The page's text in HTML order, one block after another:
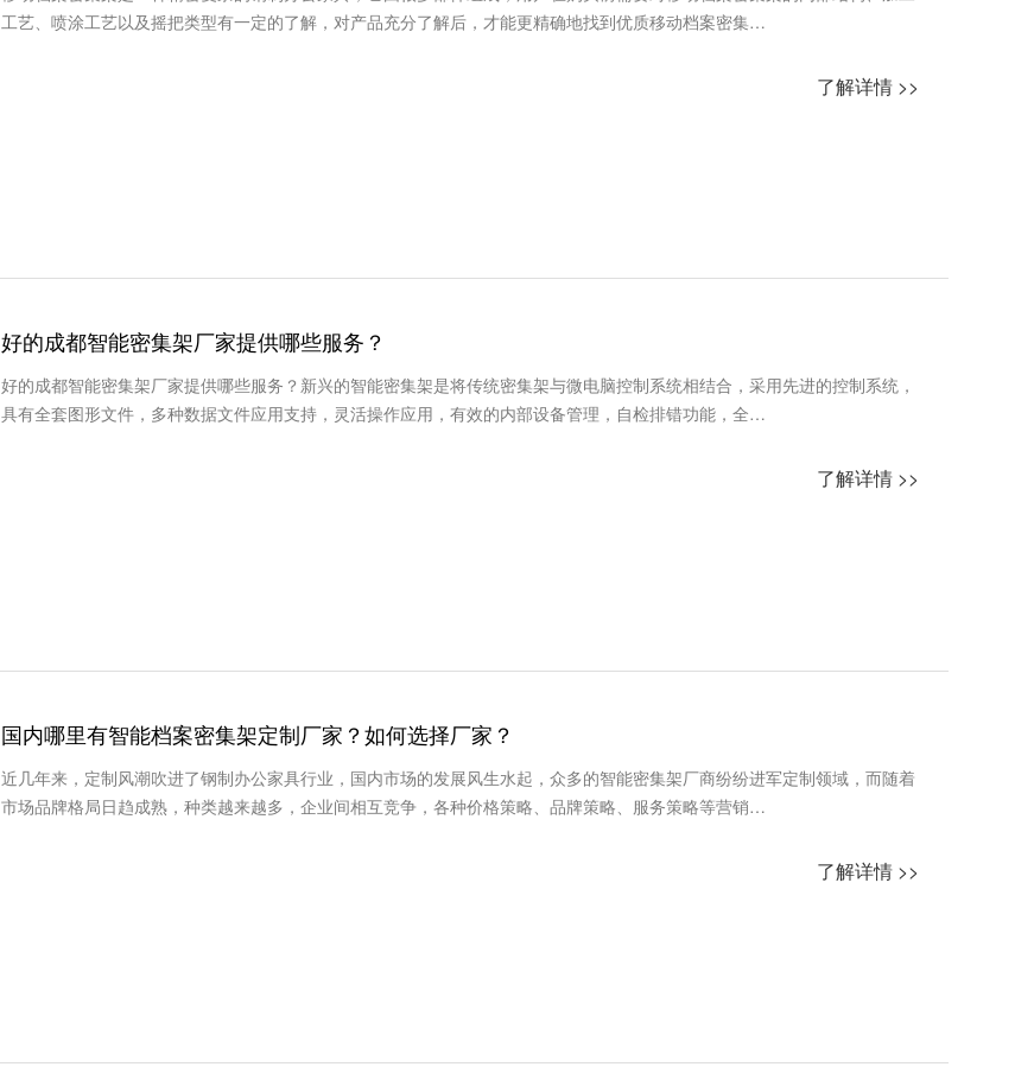
工艺、喷涂工艺以及摇把类型有一定的了解，对产品充分了解后，才能更精确地找到优质移动档案密集…
了解详情 >>
好的成都智能密集架厂家提供哪些服务？
好的成都智能密集架厂家提供哪些服务？新兴的智能密集架是将传统密集架与微电脑控制系统相结合，采用先进的控制系统，
具有全套图形文件，多种数据文件应用支持，灵活操作应用，有效的内部设备管理，自检排错功能，全…
了解详情 >>
国内哪里有智能档案密集架定制厂家？如何选择厂家？
近几年来，定制风潮吹进了钢制办公家具行业，国内市场的发展风生水起，众多的智能密集架厂商纷纷进军定制领域，而随着
市场品牌格局日趋成熟，种类越来越多，企业间相互竞争，各种价格策略、品牌策略、服务策略等营销…
了解详情 >>